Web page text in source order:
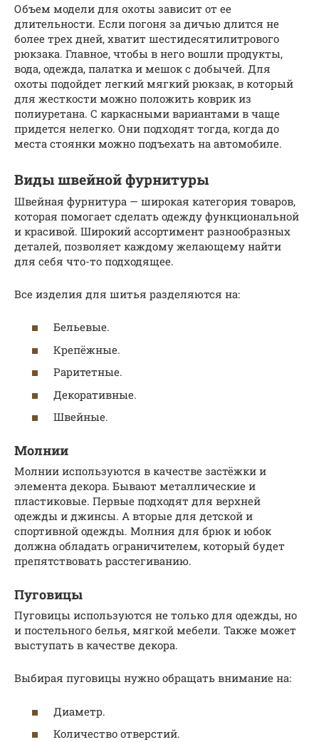
Объем модели для охоты зависит от ее
длительности. Если погоня за дичью длится не
более трех дней, хватит шестидесятилитрового
рюкзака. Главное, чтобы в него вошли продукты,
вода, одежда, палатка и мешок с добычей. Для
охоты подойдет легкий мягкий рюкзак, в который
для жесткости можно положить коврик из
полиуретана. С каркасными вариантами в чаще
придется нелегко. Они подходят тогда, когда до
места стоянки можно подъехать на автомобиле.
Виды швейной фурнитуры
Швейная фурнитура — широкая категория товаров,
которая помогает сделать одежду функциональной
и красивой. Широкий ассортимент разнообразных
деталей, позволяет каждому желающему найти
для себя что-то подходящее.
Все изделия для шитья разделяются на:
Бельевые.
Крепёжные.
Раритетные.
Декоративные.
Швейные.
Молнии
Молнии используются в качестве застёжки и
элемента декора. Бывают металлические и
пластиковые. Первые подходят для верхней
одежды и джинсы. А вторые для детской и
спортивной одежды. Молния для брюк и юбок
должна обладать ограничителем, который будет
препятствовать расстегиванию.
Пуговицы
Пуговицы используются не только для одежды, но
и постельного белья, мягкой мебели. Также может
выступать в качестве декора.
Выбирая пуговицы нужно обращать внимание на:
Диаметр.
Количество отверстий.